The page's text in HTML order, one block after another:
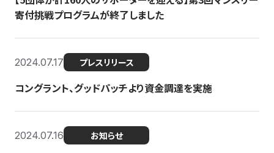
寄付挑戦プログラムが終了しました
2024.07.17 プレスリリース
コングラント、グッドパッチより資金調達を実施
2024.07.16 お知らせ